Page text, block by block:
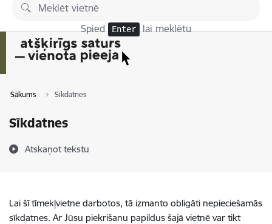
Pāriet uz lapas saturu
Spied Enter lai meklētu
Sākums Sīkdatnes
Sīkdatnes
Atskaņot tekstu
Lai šī tīmekļvietne darbotos, tā izmanto obligāti nepieciešamās
sīkdatnes. Ar Jūsu piekrišanu papildus šajā vietnē var tikt